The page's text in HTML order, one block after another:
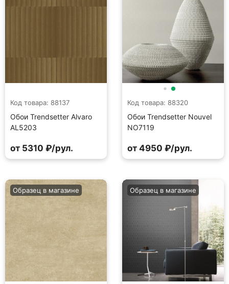
Код товара: 88137
Обои Trendsetter Alvaro
AL5203
от 5310 ₽/рул.
Код товара: 88320
Обои Trendsetter Nouvel
NO7119
от 4950 ₽/рул.
Образец в магазине Образец в магазине